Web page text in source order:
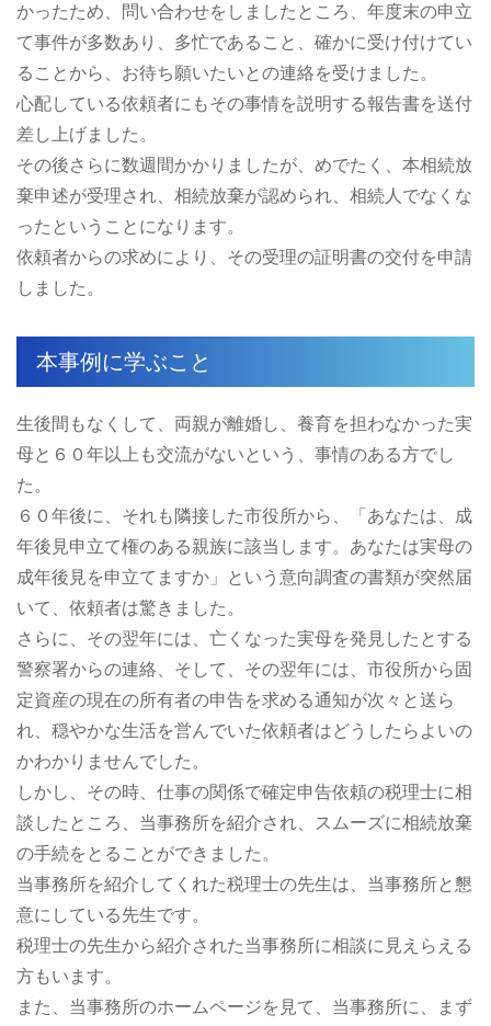
かったため、問い合わせをしましたところ、年度末の申立
て事件が多数あり、多忙であること、確かに受け付けてい
ることから、お待ち願いたいとの連絡を受けました。
心配している依頼者にもその事情を説明する報告書を送付
差し上げました。
その後さらに数週間かかりましたが、めでたく、本相続放
棄申述が受理され、相続放棄が認められ、相続人でなくな
ったということになります。
依頼者からの求めにより、その受理の証明書の交付を申請
しました。
本事例に学ぶこと
生後間もなくして、両親が離婚し、養育を担わなかった実
母と６０年以上も交流がないという、事情のある方でし
た。
６０年後に、それも隣接した市役所から、「あなたは、成
年後見申立て権のある親族に該当します。あなたは実母の
成年後見を申立てますか」という意向調査の書類が突然届
いて、依頼者は驚きました。
さらに、その翌年には、亡くなった実母を発見したとする
警察署からの連絡、そして、その翌年には、市役所から固
定資産の現在の所有者の申告を求める通知が次々と送ら
れ、穏やかな生活を営んでいた依頼者はどうしたらよいの
かわかりませんでした。
しかし、その時、仕事の関係で確定申告依頼の税理士に相
談したところ、当事務所を紹介され、スムーズに相続放棄
の手続をとることができました。
当事務所を紹介してくれた税理士の先生は、当事務所と懇
意にしている先生です。
税理士の先生から紹介された当事務所に相談に見えらえる
方もいます。
また、当事務所のホームページを見て、当事務所に、まず